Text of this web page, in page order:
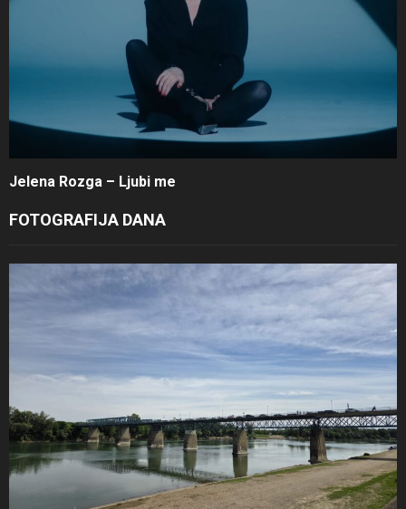
Jelena Rozga – Ljubi me
FOTOGRAFIJA DANA